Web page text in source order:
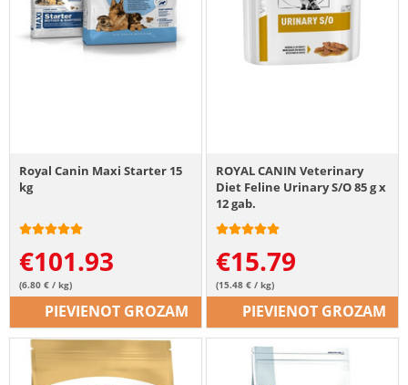
Royal Canin Maxi Starter 15
kg
€101.93
(6.80 € / kg)
PIEVIENOT GROZAM
ROYAL CANIN Veterinary
Diet Feline Urinary S/O 85 g x
12 gab.
€15.79
(15.48 € / kg)
PIEVIENOT GROZAM